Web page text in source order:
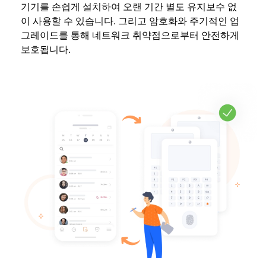
기기를 손쉽게 설치하여 오랜 기간 별도 유지보수 없
이 사용할 수 있습니다. 그리고 암호화와 주기적인 업
그레이드를 통해 네트워크 취약점으로부터 안전하게
보호됩니다.